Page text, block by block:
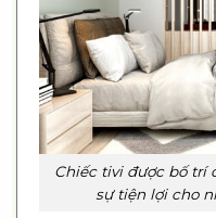
Chiếc tivi được bố trí
sự tiện lợi cho